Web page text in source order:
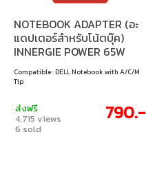
NOTEBOOK ADAPTER (อะ
แดปเตอร์สำหรับโน้ตบุ๊ค)
INNERGIE POWER 65W
FOR DELL (ADP-65DW-
LZUA)
Compatible : DELL Notebook with A/C/M
Tip
ส่งฟรี
4,715 views
6 sold
790.-